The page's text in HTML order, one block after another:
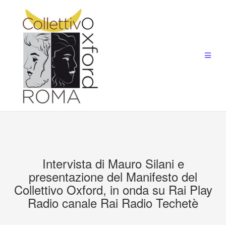
contenuto
Intervista di Mauro Silani e
presentazione del Manifesto del
Collettivo Oxford, in onda su Rai Play
Radio canale Rai Radio Techetè